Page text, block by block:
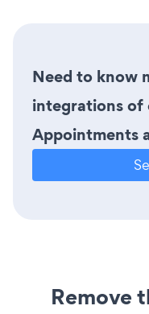
Need to know
integrations of
Appointments
Remove